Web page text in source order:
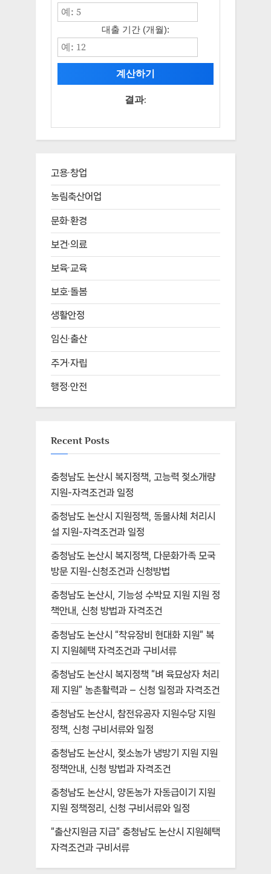
대출 기간 (개월):
계산하기
결과:
고용·창업
농림축산어업
문화·환경
보건·의료
보육·교육
보호·돌봄
생활안정
임신·출산
주거·자립
행정·안전
Recent Posts
충청남도 논산시 복지정책, 고능력 젖소개량
지원-자격조건과 일정
충청남도 논산시 지원정책, 동물사체 처리시
설 지원-자격조건과 일정
충청남도 논산시 복지정책, 다문화가족 모국
방문 지원-신청조건과 신청방법
충청남도 논산시, 기능성 수박묘 지원 지원 정
책안내, 신청 방법과 자격조건
충청남도 논산시 “착유장비 현대화 지원” 복
지 지원혜택 자격조건과 구비서류
충청남도 논산시 복지정책 “벼 육묘상자 처리
제 지원” 농촌활력과 – 신청 일정과 자격조건
충청남도 논산시, 참전유공자 지원수당 지원
정책, 신청 구비서류와 일정
충청남도 논산시, 젖소농가 냉방기 지원 지원
정책안내, 신청 방법과 자격조건
충청남도 논산시, 양돈농가 자동급이기 지원
지원 정책정리, 신청 구비서류와 일정
“출산지원금 지급” 충청남도 논산시 지원혜택
자격조건과 구비서류